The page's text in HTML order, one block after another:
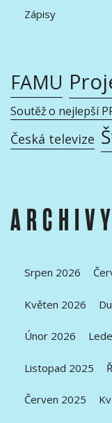
Zápisy
FAMU
Soutěž o nejlepší
Česká televize
ARCHIVY
Srpen 2026
Květen 2026
Únor 2026
Listopad 2025
Červen 2025